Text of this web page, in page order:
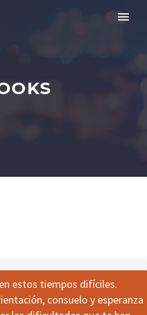
estos tiempos difíciles.
consuelo y esperanza